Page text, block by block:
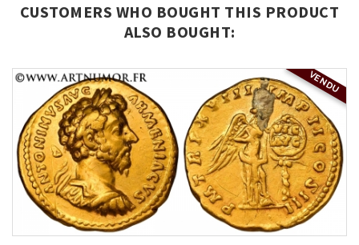
CUSTOMERS WHO BOUGHT THIS PRODUCT
ALSO BOUGHT:
VENDU